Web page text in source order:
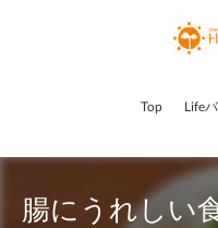
Top
腸にうれしい